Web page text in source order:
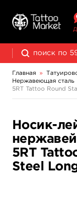
Главная »
Нержавеющая сталь
5RT Tattoo Round
Носик-
5RT
Steel